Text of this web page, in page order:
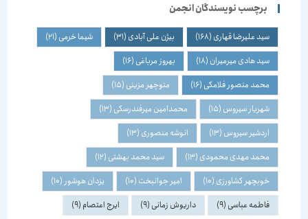
برچسب نویسندگان انجمن
سید علیرضا قهاری(168) بیژن علی آبادی(31) شیما خرمی(21)
سید هادی میرمیران(18) بهروز مرباغی(16)
محمد منصور فلامکی(16) منوچهر مزینی(15)
شهریار سیروس(15) محمدامین میرفندرسکی(13)
اردشیر سیروس(13) انوشه منصوری(13)
محمد مهدی محمودی(13) سید محمد بهشتی(12)
خوبچهر کشاورزی(10) امیر جوانبخت(10) یزدان هوشور(10)
فاطمه عباسی(9) داریوش زمانی(9) ایرج اعتصام(9)